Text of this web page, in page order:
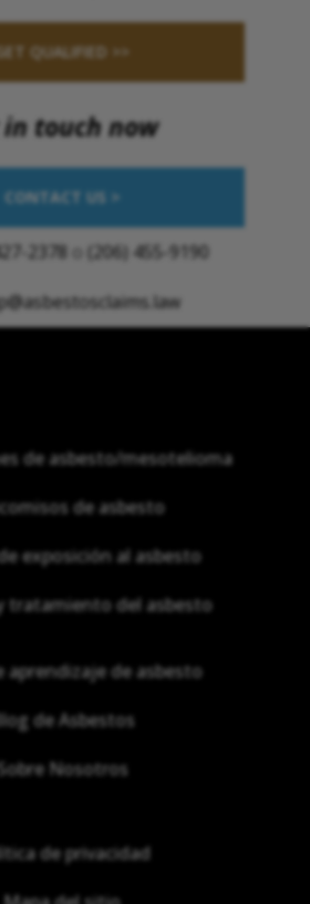
QUALIFIED >>
touch now
CONTACT US >
2378 (206) 455-9190
de asbesto/mesotelioma
de asbesto
exposición al asbesto
tratamiento del asbesto
aprendizaje de asbesto
de Asbestos
Nosotros
de privacidad